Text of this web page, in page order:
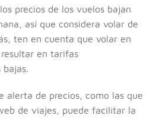
precios de los vuelos bajan
así que considera volar de
ten en cuenta que volar en
en tarifas
alerta de precios, como las que
de viajes, puede facilitar la